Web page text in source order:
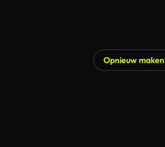
Opnieuw maken